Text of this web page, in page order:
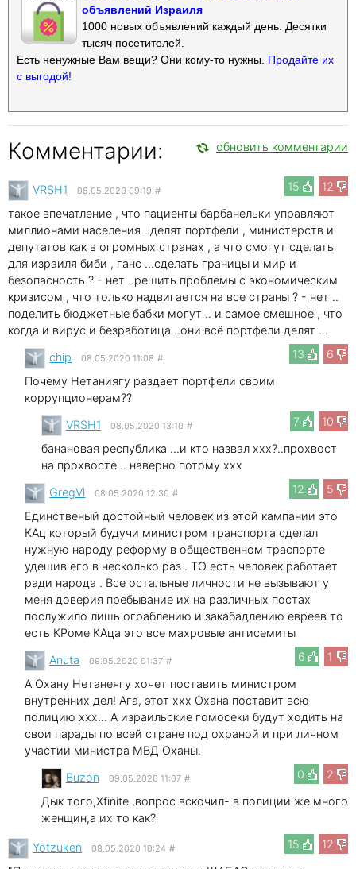
объявлений Израиля
1000 новых объявлений каждый день. Десятки
тысяч посетителей.
Есть ненужные Вам вещи? Они кому-то нужны. Продайте их
с выгодой!
Комментарии: обновить комментарии
15 12
VRSH1 08.05.2020 09:19 #
такое впечатление , что пациенты барбанельки управляют
миллионами населения ..делят портфели , министерств и
депутатов как в огромных странах , а что смогут сделать
для израиля биби , ганс ...сделать границы и мир и
безопасность ? - нет ..решить проблемы с экономическим
кризисом , что только надвигается на все страны ? - нет ..
поделить бюджетные бабки могут .. и самое смешное , что
когда и вирус и безработица ..они всё портфели делят ...
13
6
chip 08.05.2020 11:08 #
Почему Нетаниягу раздает портфели своим
коррупционерам??
7
10
VRSH1 08.05.2020 13:10 #
банановая республика ...и кто назвал xxx?..прохвост
на прохвосте .. наверно потому xxx
12
5
GregVl 08.05.2020 12:30 #
Единственый достойный человек из этой кампании это
КАц который будучи министром транспорта сделал
нужную народу реформу в общественном траспорте
удешив его в несколько раз . ТО есть человек работает
ради народа . Все остальные личности не вызывают у
меня доверия пребывание их на различных постах
послужило лишь ограблению и закабадлению евреев то
есть КРоме КАца это все махровые антисемиты
6
1
Anuta 09.05.2020 01:37 #
А Охану Нетанеягу хочет поставить министром
внутренних дел! Ага, этот xxx Охана поставит всю
полицию xxx... А израильские гомосеки будут ходить на
свои парады по всей стране под охраной и при личном
участии министра МВД Оханы.
0
2
Buzon 09.05.2020 11:07 #
Дык того,Хfinite ,вопрос вскочил- в полиции же много
женщин,а их то как?
15
12
Yotzuken 08.05.2020 10:24 #